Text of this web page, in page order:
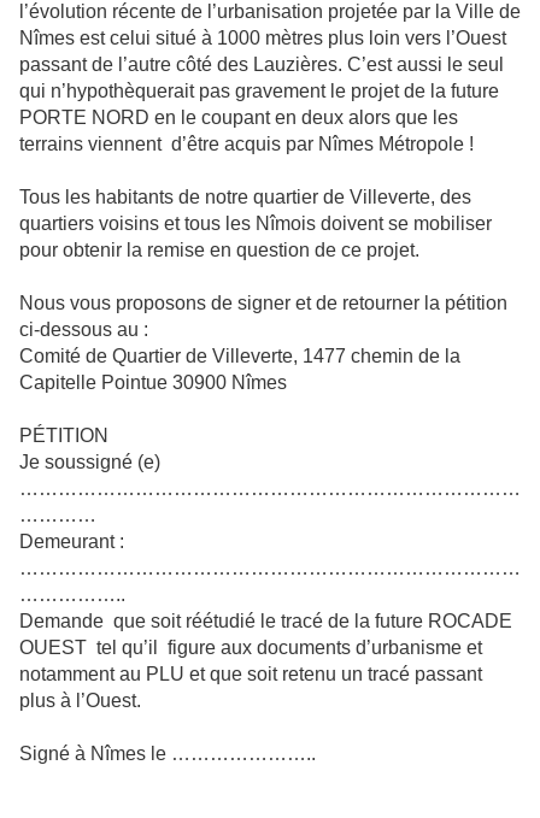
l’évolution récente de l’urbanisation projetée par la Ville de
Nîmes est celui situé à 1000 mètres plus loin vers l’Ouest
passant de l’autre côté des Lauzières. C’est aussi le seul
qui n’hypothèquerait pas gravement le projet de la future
PORTE NORD en le coupant en deux alors que les
terrains viennent d’être acquis par Nîmes Métropole !
Tous les habitants de notre quartier de Villeverte, des
quartiers voisins et tous les Nîmois doivent se mobiliser
pour obtenir la remise en question de ce projet.
Nous vous proposons de signer et de retourner la pétition
ci-dessous au :
Comité de Quartier de Villeverte, 1477 chemin de la
Capitelle Pointue 30900 Nîmes
PÉTITION
Je soussigné (e)
……………………………………………………………………
…………
Demeurant :
……………………………………………………………………
……………..
Demande que soit réétudié le tracé de la future ROCADE
OUEST tel qu’il figure aux documents d’urbanisme et
notamment au PLU et que soit retenu un tracé passant
plus à l’Ouest.
Signé à Nîmes le …………………..